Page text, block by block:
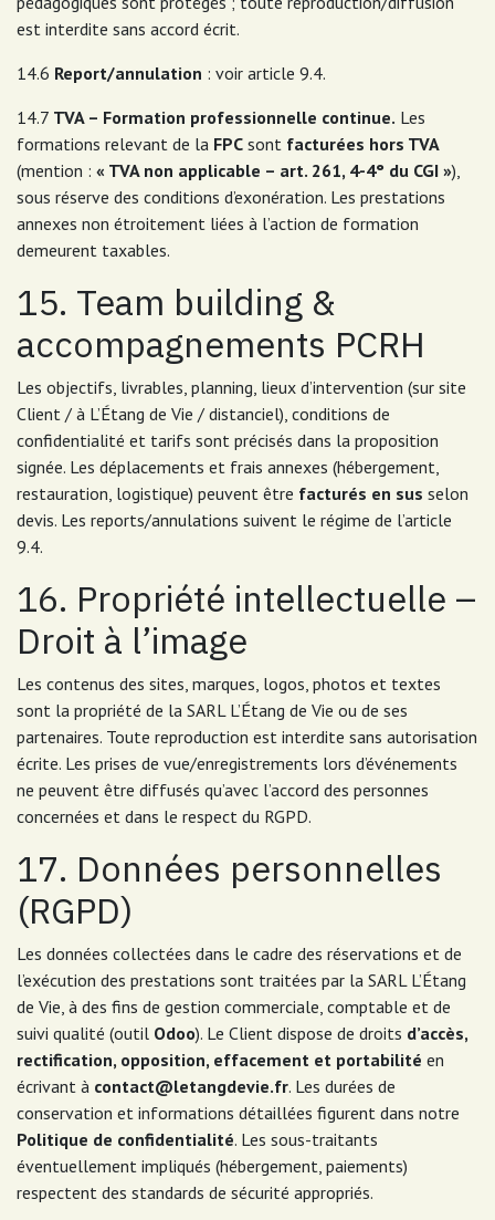
est interdite sans accord écrit.
14.6 Report/annulation : voir article 9.4.
14.7 TVA – Formation professionnelle continue. Les
formations relevant de la FPC sont facturées hors TVA
(mention : « TVA non applicable – art. 261, 4-4° du CGI »),
sous réserve des conditions d’exonération. Les prestations
annexes non étroitement liées à l’action de formation
demeurent taxables.
15. Team building &
accompagnements PCRH
Les objectifs, livrables, planning, lieux d’intervention (sur site
Client / à L’Étang de Vie / distanciel), conditions de
confidentialité et tarifs sont précisés dans la proposition
signée. Les déplacements et frais annexes (hébergement,
restauration, logistique) peuvent être facturés en sus selon
devis. Les reports/annulations suivent le régime de l’article
9.4.
16. Propriété intellectuelle –
Droit à l’image
Les contenus des sites, marques, logos, photos et textes
sont la propriété de la SARL L’Étang de Vie ou de ses
partenaires. Toute reproduction est interdite sans autorisation
écrite. Les prises de vue/enregistrements lors d’événements
ne peuvent être diffusés qu’avec l’accord des personnes
concernées et dans le respect du RGPD.
17. Données personnelles
(RGPD)
Les données collectées dans le cadre des réservations et de
l’exécution des prestations sont traitées par la SARL L’Étang
de Vie, à des fins de gestion commerciale, comptable et de
suivi qualité (outil Odoo). Le Client dispose de droits d’accès,
rectification, opposition, effacement et portabilité en
écrivant à contact@letangdevie.fr. Les durées de
conservation et informations détaillées figurent dans notre
Politique de confidentialité. Les sous-traitants
éventuellement impliqués (hébergement, paiements)
respectent des standards de sécurité appropriés.